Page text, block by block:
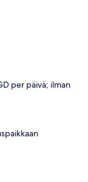
per päivä; ilman